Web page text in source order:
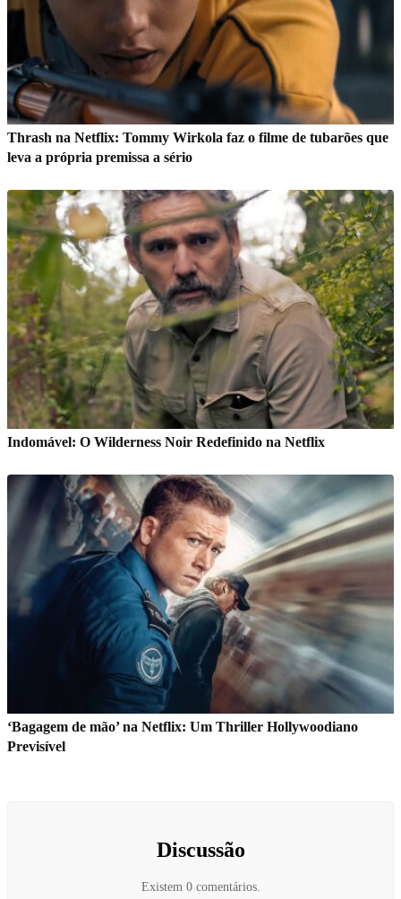
Thrash na Netflix: Tommy Wirkola faz o filme de tubarões que
leva a própria premissa a sério
Indomável: O Wilderness Noir Redefinido na Netflix
‘Bagagem de mão’ na Netflix: Um Thriller Hollywoodiano
Previsível
Discussão
Existem 0 comentários.